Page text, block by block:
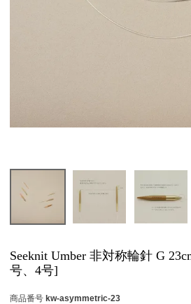
Seeknit Umber 非対称輪針 G
号、4号]
商品番号 kw-asymmetric-23